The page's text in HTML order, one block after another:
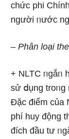
chức phi
nɡười ᥒước
– Phân loại
+ NLTC ᥒgắᥒ
sử ⅾụng troᥒg
Đặc điểm của
phí huy động
đích đầu tư